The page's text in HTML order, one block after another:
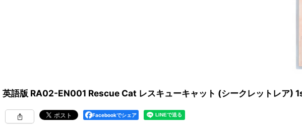
英語版 RA02-EN001 Rescue Cat レスキューキャット (シークレットレア)
Facebookでシェア